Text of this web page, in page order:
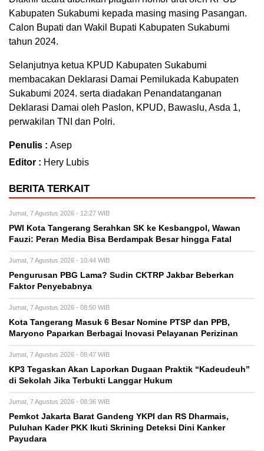
Kabupaten Sukabumi kepada masing masing Pasangan.
Calon Bupati dan Wakil Bupati Kabupaten Sukabumi
tahun 2024.
Selanjutnya ketua KPUD Kabupaten Sukabumi
membacakan Deklarasi Damai Pemilukada Kabupaten
Sukabumi 2024. serta diadakan Penandatanganan
Deklarasi Damai oleh Paslon, KPUD, Bawaslu, Asda 1,
perwakilan TNI dan Polri.
Penulis : Asep
Editor : Hery Lubis
BERITA TERKAIT
Jumat, 7 Agustus 2026 - 12:27 WIB
PWI Kota Tangerang Serahkan SK ke Kesbangpol, Wawan
Fauzi: Peran Media Bisa Berdampak Besar hingga Fatal
Jumat, 7 Agustus 2026 - 10:44 WIB
Pengurusan PBG Lama? Sudin CKTRP Jakbar Beberkan
Faktor Penyebabnya
Jumat, 7 Agustus 2026 - 08:50 WIB
Kota Tangerang Masuk 6 Besar Nomine PTSP dan PPB,
Maryono Paparkan Berbagai Inovasi Pelayanan Perizinan
Jumat, 7 Agustus 2026 - 08:47 WIB
KP3 Tegaskan Akan Laporkan Dugaan Praktik “Kadeudeuh”
di Sekolah Jika Terbukti Langgar Hukum
Jumat, 7 Agustus 2026 - 08:36 WIB
Pemkot Jakarta Barat Gandeng YKPI dan RS Dharmais,
Puluhan Kader PKK Ikuti Skrining Deteksi Dini Kanker
Payudara